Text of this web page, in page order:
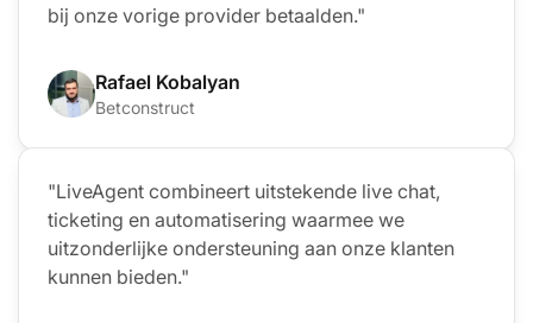
bij onze vorige provider betaalden."
Rafael Kobalyan
Betconstruct
"LiveAgent combineert uitstekende live chat,
ticketing en automatisering waarmee we
uitzonderlijke ondersteuning aan onze klanten
kunnen bieden."